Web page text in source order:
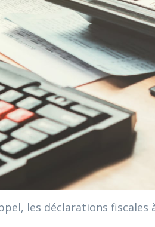
les déclarations fiscales